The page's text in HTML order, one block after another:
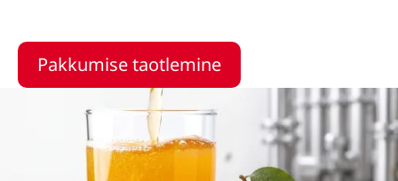
Pakkumise taotlemine